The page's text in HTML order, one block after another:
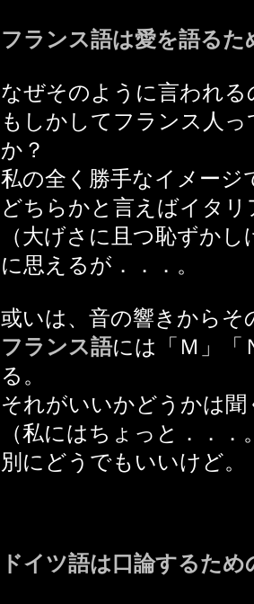
フランス語は愛を語るた
なぜそのように言われる
もしかしてフランス人
か？
私の全く勝手なイメージ
どちらかと言えばイタ
（大げさに且つ恥ずか
に思えるが．．．。
或いは、音の響きから
フランス語には「Ｍ」「
る。
それがいいかどうかは
（私にはちょっと．．．
別にどうでもいいけど。
ドイツ語は口論するため